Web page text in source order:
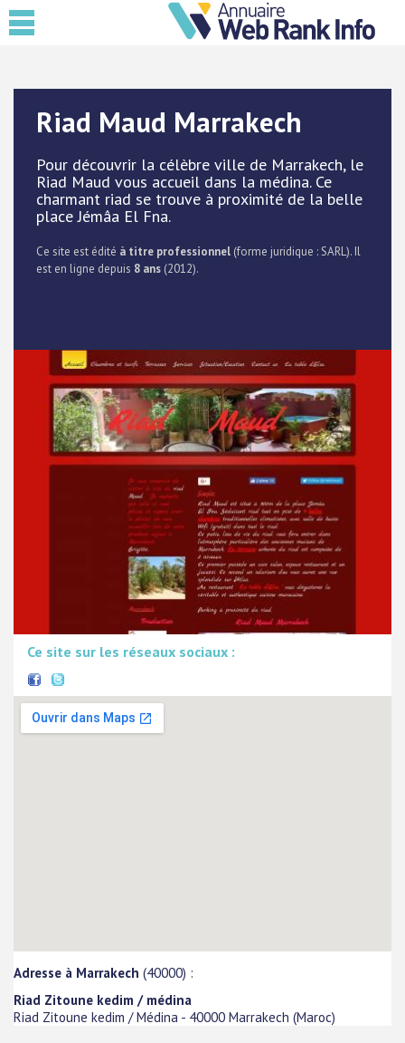
Riad Maud Marrakech
Pour découvrir la célèbre ville de Marrakech, le
Riad Maud vous accueil dans la médina. Ce
charmant riad se trouve à proximité de la belle
place Jémâa El Fna.
Ce site est édité à titre professionnel (forme juridique : SARL). Il
est en ligne depuis 8 ans (2012).
Ce site sur les réseaux sociaux :
Adresse à Marrakech (40000) :
Riad Zitoune kedim / médina
Riad Zitoune kedim / Médina - 40000 Marrakech (Maroc)